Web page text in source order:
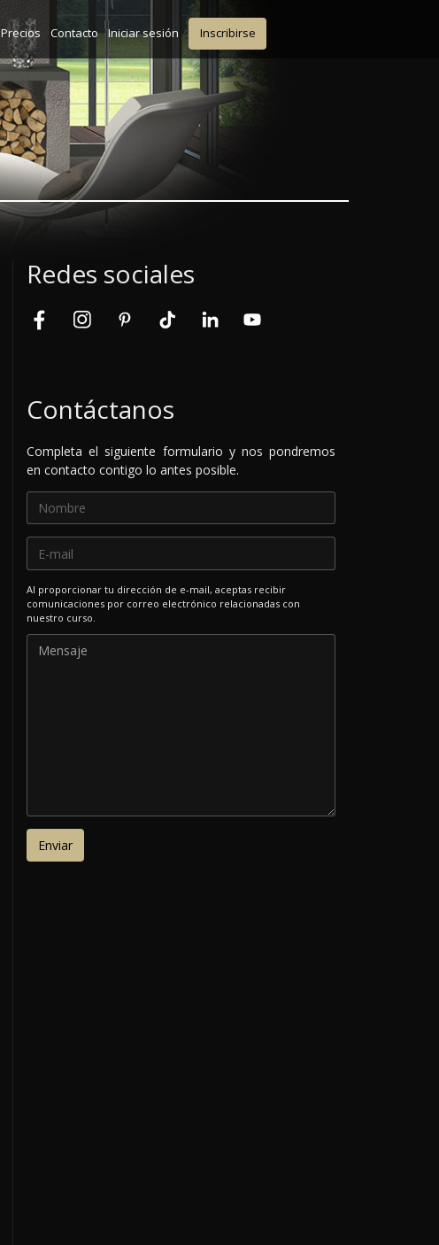
Precios Contacto Iniciar sesión Inscribirse
Redes sociales
Contáctanos
Completa el siguiente formulario y nos pondremos
en contacto contigo lo antes posible.
Al proporcionar tu dirección de e-mail, aceptas recibir
comunicaciones por correo electrónico relacionadas con
nuestro curso.